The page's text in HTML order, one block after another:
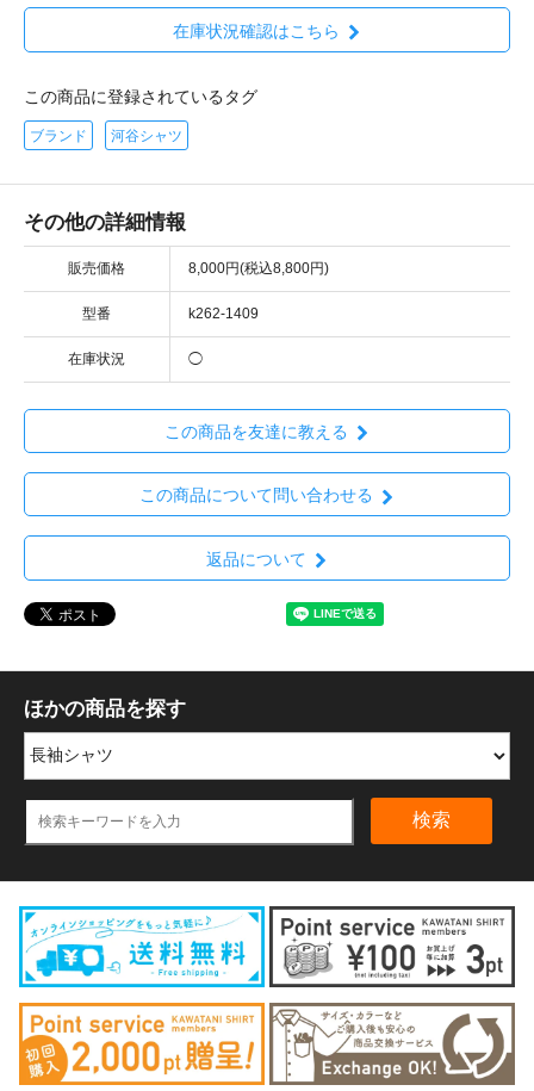
在庫状況確認はこちら
この商品に登録されているタグ
ブランド 河谷シャツ
その他の詳細情報
販売価格 8,000円(税込8,800円)
型番 k262-1409
在庫状況 ◯
この商品を友達に教える
この商品について問い合わせる
返品について
ほかの商品を探す
検索